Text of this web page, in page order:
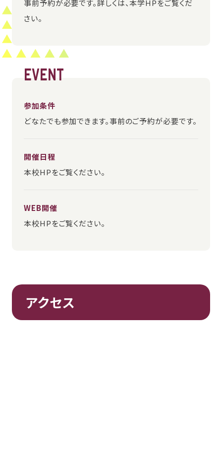
事前予約が必要です。詳しくは、本学HPをご覧くだ
さい。
EVENT
参加条件
どなたでも参加できます。事前のご予約が必要です。
開催日程
本校HPをご覧ください。
WEB開催
本校HPをご覧ください。
アクセス